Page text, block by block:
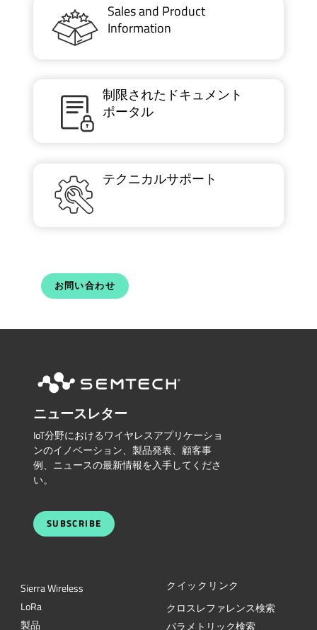
Sales and Product
Information
制限されたドキュメント
ポータル
テクニカルサポート
お問い合わせ
ニュースレター
IoT分野におけるワイヤレスアプリケーショ
ンのイノベーション、製品発表、顧客事
例、ニュースの最新情報を入手してくださ
い。
SUBSCRIBE
Sierra Wireless
LoRa
製品
クイックリンク
クロスレファレンス検索
パラメトリック検索